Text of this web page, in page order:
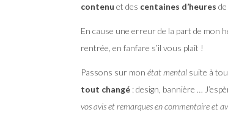
contenu et des centaines d’heures
En cause une erreur de la part de mon
rentrée, en fanfare s’il vous plaît !
Passons sur mon état mental suite à
tout changé : design, bannière …
vos avis et remarques en commentaire et